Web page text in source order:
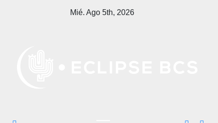
Mié. Ago 5th, 2026